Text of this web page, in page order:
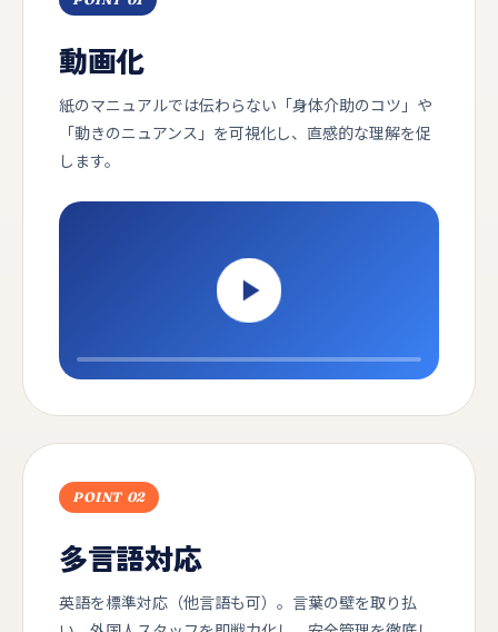
動画化
紙のマニュアルでは伝わらない「身体介助のコツ」や
「動きのニュアンス」を可視化し、直感的な理解を促
します。
POINT 02
多言語対応
英語を標準対応（他言語も可）。言葉の壁を取り払